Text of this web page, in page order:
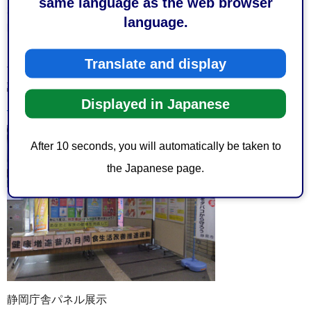
language.
Translate and display
Displayed in Japanese
After 10 seconds, you will automatically be taken to
the Japanese page.
受付時間：10時00分から12時00分まで、13時30分から16
内容：肌年齢・血管年齢測定、乳がん自己触診法
会場：静岡伊勢丹7階静岡ウェルネスパーク
詳しくは、健康づくりイベント（静岡伊勢丹静岡ウェルネ
、をご覧ください。
静岡庁舎パネル展示